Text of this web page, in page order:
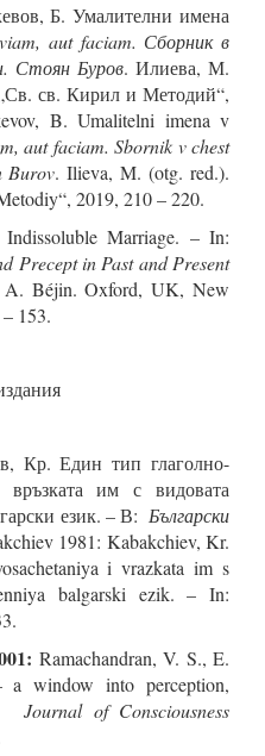
Б. Умалителни имена
aut faciam. Сборник в
Стоян Буров. Илиева, М.
св. Кирил и Методий“,
B. Umalitelni imena v
aut faciam. Sbornik v chest
Burov. Ilieva, M. (otg. red.).
2019, 210 – 220.
Marriage. – In:
Precept in Past and Present
Béjin. Oxford, UK, New
153.
Кр. Един тип глаголно-
им с видовата
език. – В: Български
1981: Kabakchiev, Kr.
i vrazkata im s
balgarski ezik. – In:
Ramachandran, V. S., E.
a window into perception,
Journal of Consciousness